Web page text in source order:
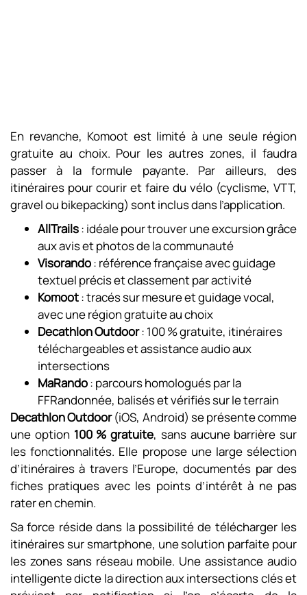
En revanche, Komoot est limité à une seule région
gratuite au choix. Pour les autres zones, il faudra
passer à la formule payante. Par ailleurs, des
itinéraires pour courir et faire du vélo (cyclisme, VTT,
gravel ou bikepacking) sont inclus dans l’application.
AllTrails: idéale pour trouver une excursion grâce
aux avis et photos de la communauté
Visorando: référence française avec guidage
textuel précis et classement par activité
Komoot: tracés sur mesure et guidage vocal,
avec une région gratuite au choix
Decathlon Outdoor: 100 % gratuite, itinéraires
téléchargeables et assistance audio aux
intersections
MaRando: parcours homologués par la
FFRandonnée, balisés et vérifiés sur le terrain
Decathlon Outdoor(iOS, Android) se présente comme
une option 100 % gratuite, sans aucune barrière sur
les fonctionnalités. Elle propose une large sélection
d’itinéraires à travers l’Europe, documentés par des
fiches pratiques avec les points d’intérêt à ne pas
rater en chemin.
Sa force réside dans la possibilité de télécharger les
itinéraires sur smartphone, une solution parfaite pour
les zones sans réseau mobile. Une assistance audio
intelligente dicte la direction aux intersections clés et